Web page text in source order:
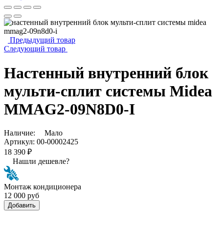
Предыдущий товар
Следующий товар
Настенный внутренний блок
мульти-сплит системы Midea
MMAG2-09N8D0-I
Наличие:
Мало
Артикул: 00-00002425
18 390 ₽
Нашли дешевле?
Монтаж кондиционера
12 000 руб
Добавить